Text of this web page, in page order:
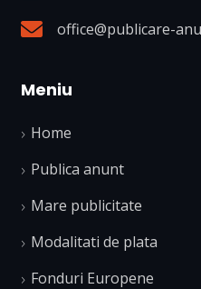
office@publicare-
Meniu
Home
Publica anunt
Mare publicitate
Modalitati de plata
Fonduri Europene